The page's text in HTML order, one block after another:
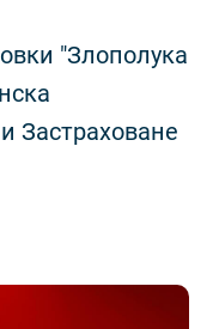
"Злополука
Застраховане